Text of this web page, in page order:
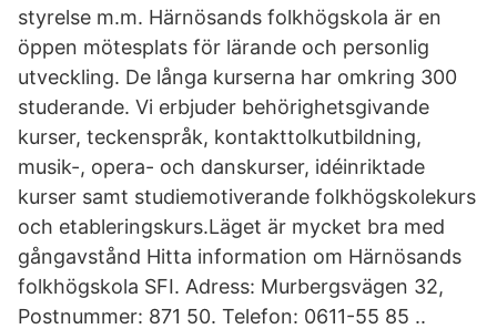
styrelse m.m. Härnösands folkhögskola är en
öppen mötesplats för lärande och personlig
utveckling. De långa kurserna har omkring 300
studerande. Vi erbjuder behörighetsgivande
kurser, teckenspråk, kontakttolkutbildning,
musik-, opera- och danskurser, idéinriktade
kurser samt studiemotiverande folkhögskolekurs
och etableringskurs.Läget är mycket bra med
gångavstånd Hitta information om Härnösands
folkhögskola SFI. Adress: Murbergsvägen 32,
Postnummer: 871 50. Telefon: 0611-55 85 ..